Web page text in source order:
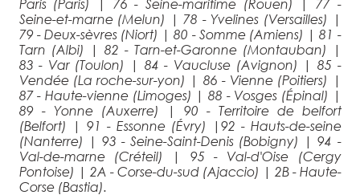
Paris (Paris)
| 76 - Seine-maritime (Rouen) | 77 -
Seine-et-marne (Melun)
| 78 - Yvelines (Versailles)
|
79 - Deux-sèvres (Niort) |80 - Somme (Amiens) |81 -
Tarn (Albi)
| 82 - Tarn-et-Garonne (Montauban)
|
83 - Var (Toulon)
| 84 - Vaucluse (Avignon) | 85 -
Vendée (La roche-sur-yon) | 86 - Vienne (Poitiers)
|
87 - Haute-vienne (Limoges) | 88 - Vosges (Épinal) |
89 - Yonne (Auxerre)
| 90 - Territoire de belfort
(Belfort)
| 91 - Essonne (Évry) | 92 - Hauts-de-seine
(Nanterre)
| 93 - Seine-Saint-Denis (Bobigny) |94 -
Val-de-marne (Créteil)
| 95 - Val-d'Oise (Cergy
Pontoise) | 2A - Corse-du-sud (Ajaccio) | 2B - Haute-
Corse (Bastia).